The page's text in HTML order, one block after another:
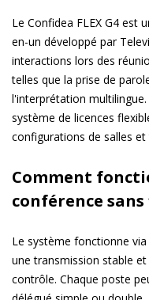
Le Confidea FLEX G4 est
en-un développé par
interactions lors des
telles que la prise de
l'interprétation
système de licences
configurations de salles
Comment
conférence sans
Le système fonctionne via
une transmission stable
contrôle. Chaque poste